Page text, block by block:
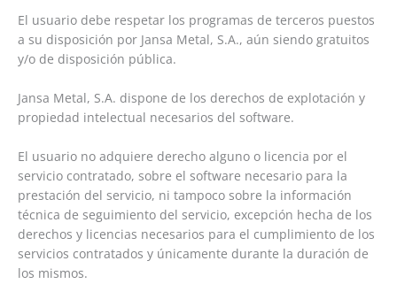
El usuario debe respetar los programas de terceros puestos
a su disposición por Jansa Metal, S.A., aún siendo gratuitos
y/o de disposición pública.
Jansa Metal, S.A. dispone de los derechos de explotación y
propiedad intelectual necesarios del software.
El usuario no adquiere derecho alguno o licencia por el
servicio contratado, sobre el software necesario para la
prestación del servicio, ni tampoco sobre la información
técnica de seguimiento del servicio, excepción hecha de los
derechos y licencias necesarios para el cumplimiento de los
servicios contratados y únicamente durante la duración de
los mismos.